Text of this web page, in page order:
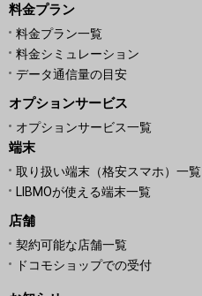
料金プラン
料金プラン一覧
料金シミュレーション
データ通信量の目安
オプションサービス
オプションサービス一覧
端末
取り扱い端末（格安スマホ）一覧
LIBMOが使える端末一覧
店舗
契約可能な店舗一覧
ドコモショップでの受付